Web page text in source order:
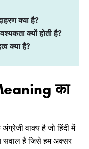
क्या है?
क्यों होती है?
क्या है?
का
वाक्य है जो हिंदी में
सवाल है जिसे हम अक्सर